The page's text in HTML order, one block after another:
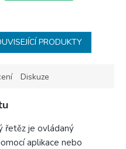
PRODUKTY
Diskuze
řetěz je ovládaný
aplikace nebo